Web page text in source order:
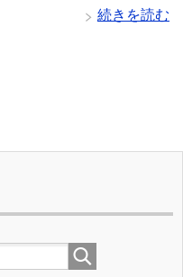
続きを読む